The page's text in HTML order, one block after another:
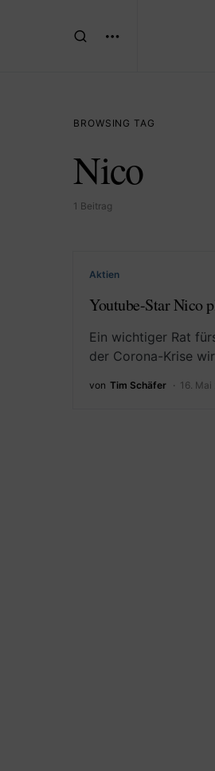
BROWSING TAG
Nico
1 Beitrag
Aktien
Youtube-Star Nico
Ein wichtiger Rat
der Corona-Krise
von Tim Schäfer 16.